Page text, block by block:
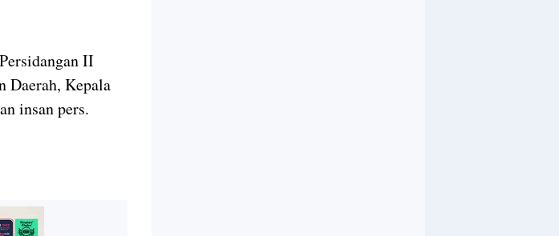
II
Daerah, Kepala
insan pers.